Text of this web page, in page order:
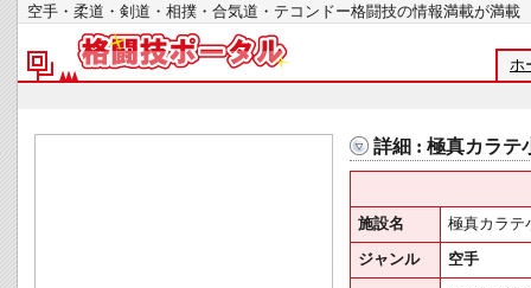
空手・柔道・剣道・相撲・合気道・テコンドー格闘技の情報満載が
ホ
詳細 : 極真カラテ
施設名 極真カラテ
ジャンル 空手